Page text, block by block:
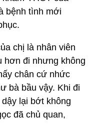
bệnh tình mới
chị là nhân viên
hơn đi nhưng không
chân cứ nhức
bà bầu vậy. Khi đi
lại bớt không
đã chủ quan,